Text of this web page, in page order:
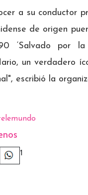
a su conductor
de origen
por la
un verdadero
escribió la
1